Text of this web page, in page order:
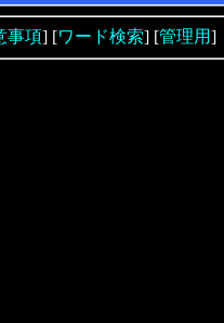
事項] [ワード検索] [管理用]